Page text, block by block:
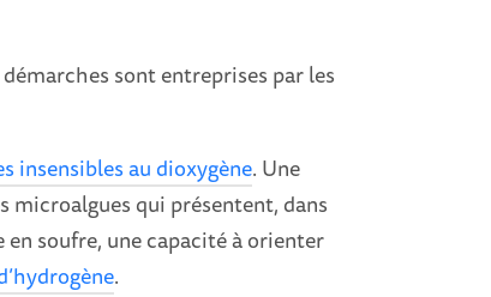
sont entreprises par les
insensibles au dioxygène. Une
microalgues qui présentent, dans
soufre, une capacité à orienter
.